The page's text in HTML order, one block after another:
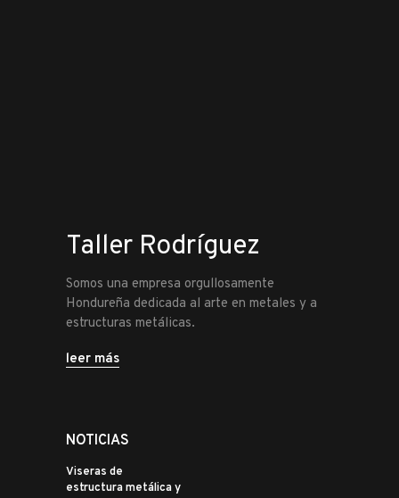
Taller Rodríguez
Somos una empresa orgullosamente
Hondureña dedicada al arte en metales y a
estructuras metálicas.
leer más
NOTICIAS
Viseras de
estructura metálica y